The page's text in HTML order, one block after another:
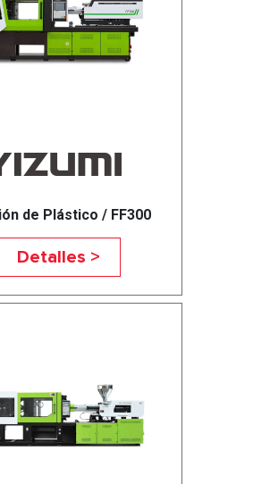
de Plástico / FF300
Detalles >